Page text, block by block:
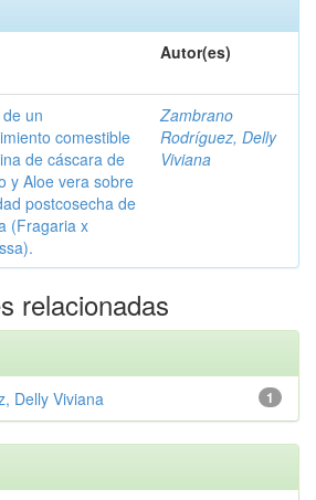
Autor(es)
un
comestible
de cáscara de
y Aloe vera sobre
postcosecha de
(Fragaria x
Zambrano
Rodríguez, Delly
Viviana
relacionadas
1
Delly Viviana